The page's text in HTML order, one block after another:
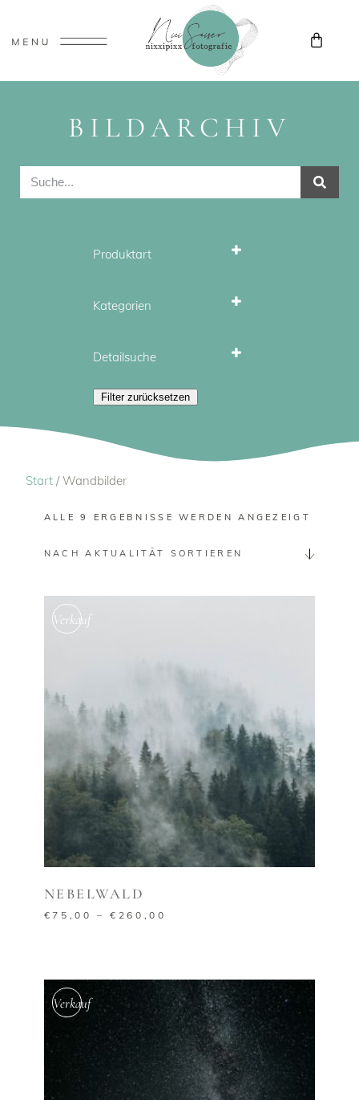
BILDARCHIV
Produktart
Wandbilder
Kategorien
Landschaft
Natur
Reisen - Travel
Sommer
Tiere
Detailsuche
Nebel
Pflanzen
Sternenhimmel
Wasser
Winter
Filter zurücksetzen
Start / Wandbilder
ALLE 9 ERGEBNISSE WERDEN ANGEZEIGT
NACH AKTUALITÄT SORTIEREN
Verkauf
AUSFÜHRUNG WÄHLEN
NEBELWALD
€75,00 –€ 260,00
Verkauf